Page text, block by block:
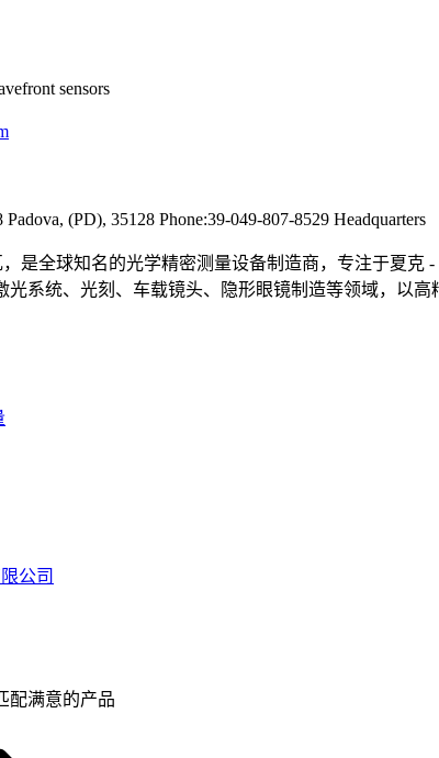
sensors
Padova, (PD), 35128 Phone:39-049-807-8529 Headquarters
是全球知名的光学精密测量设备制造商，专注于夏克 -
光系统、光刻、车载镜头、隐形眼镜制造等领域，以高
公司
配满意的产品